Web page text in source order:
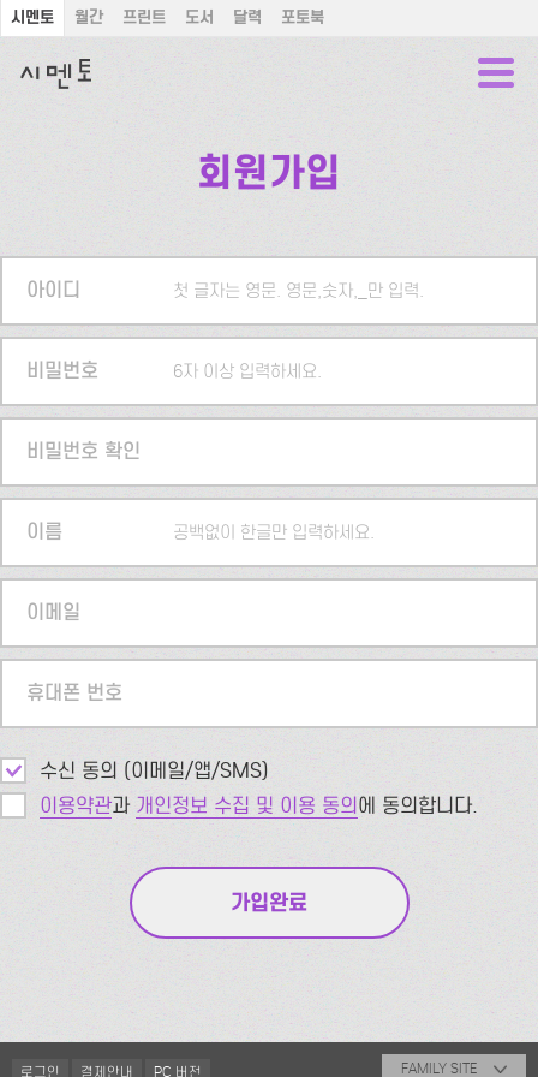
시멘토 월간 프린트 도서 달력 포토북
회원가입
아이디 첫 글자는 영문. 영문,숫자,_만 입력.
비밀번호 6자 이상 입력하세요.
비밀번호 확인
이름 공백없이 한글만 입력하세요.
이메일
휴대폰 번호
수신 동의 (이메일/앱/SMS)
이용약관과 개인정보 수집 및 이용 동의에 동의합니다.
로그인 결제안내 PC 버전 FAMILY SITE